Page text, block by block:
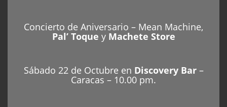
Concierto de Aniversario – Mean Machine,
Pal’ Toque y Machete Store
Sábado 22 de Octubre en Discovery Bar–
Caracas – 10.00 pm.